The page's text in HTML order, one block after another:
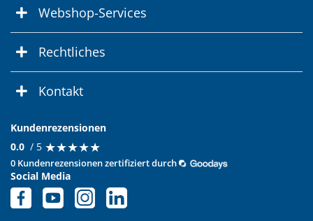
Webshop-Services
Rechtliches
Kontakt
Kundenrezensionen
0.0 / 5 ★★★★★
★★★★★
0 Kundenrezensionen zertifiziert durch
Social Media